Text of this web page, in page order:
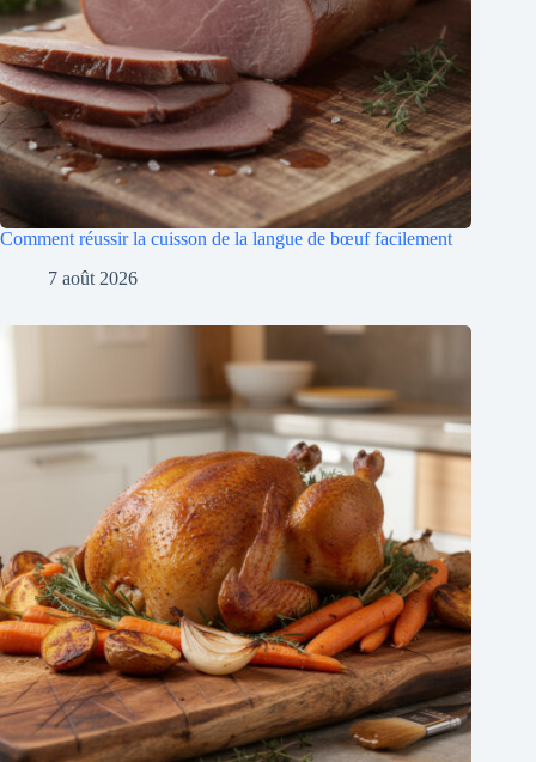
Comment réussir la cuisson de la langue de bœuf facilement
7 août 2026